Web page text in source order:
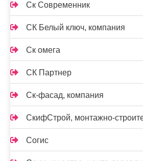
Ск Cовременник
СК Белый ключ, компания
Ск омега
СК Партнер
Ск-фасад, компания
СкифСтрой, монтажно-
Согис